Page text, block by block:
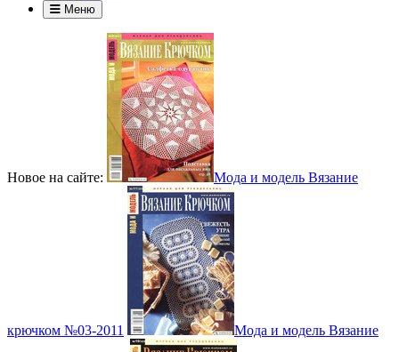
Меню
Новое на сайте: Мода и модель Вязание
крючком №03-2011 Мода и модель Вязание